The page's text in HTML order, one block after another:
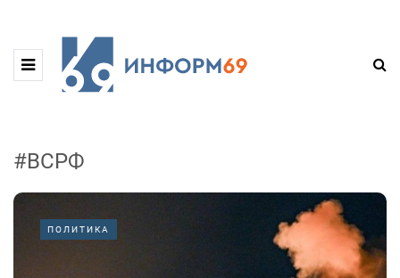
#ВСРФ
ПОЛИТИКА